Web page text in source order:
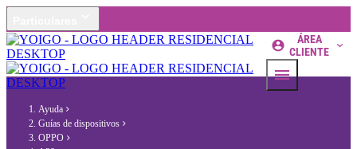
ÁREA
CLIENTE
Ayuda
Guías de dispositivos
OPPO